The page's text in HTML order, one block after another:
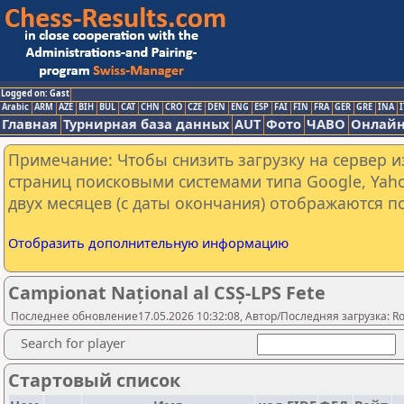
Logged on: Gast
Arabic ARM AZE BIH BUL CAT CHN CRO CZE DEN ENG ESP FAI FIN FRA GER GRE INA
Главная Турнирная база данных AUT Фото ЧАВО
Примечание: Чтобы снизить загрузку на сервер
страниц поисковыми системами типа Google,
двух месяцев (с даты окончания) отображаются
Отобразить дополнительную информацию
Campionat Național al CSȘ-LPS Fete
Последнее обновление17.05.2026 10:32:08, Автор/Последняя загрузка:
Search for player
Стартовый список